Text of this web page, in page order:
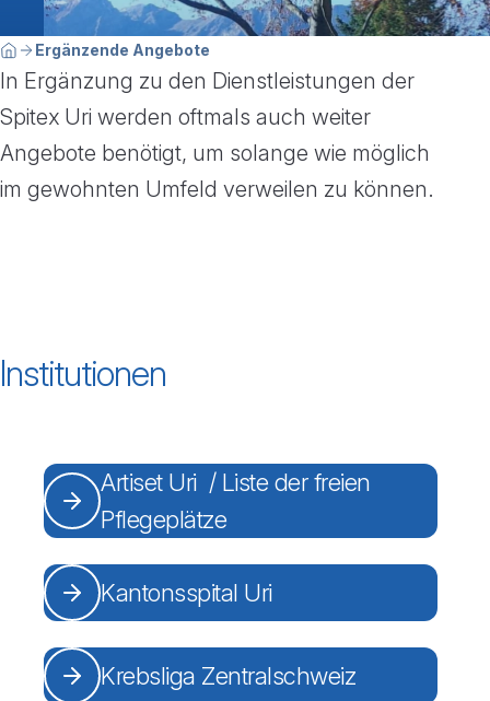
Breadcrumbnavigation
Sie befinden sich hier:
HomeErgänzende Angebote
In Ergänzung zu den Dienstleistungen der
Spitex Uri werden oftmals auch weiter
Angebote benötigt, um solange wie möglich
im gewohnten Umfeld verweilen zu können.
Institutionen
Artiset Uri / Liste der freien
Pflegeplätze
Kantonsspital Uri
Krebsliga Zentralschweiz